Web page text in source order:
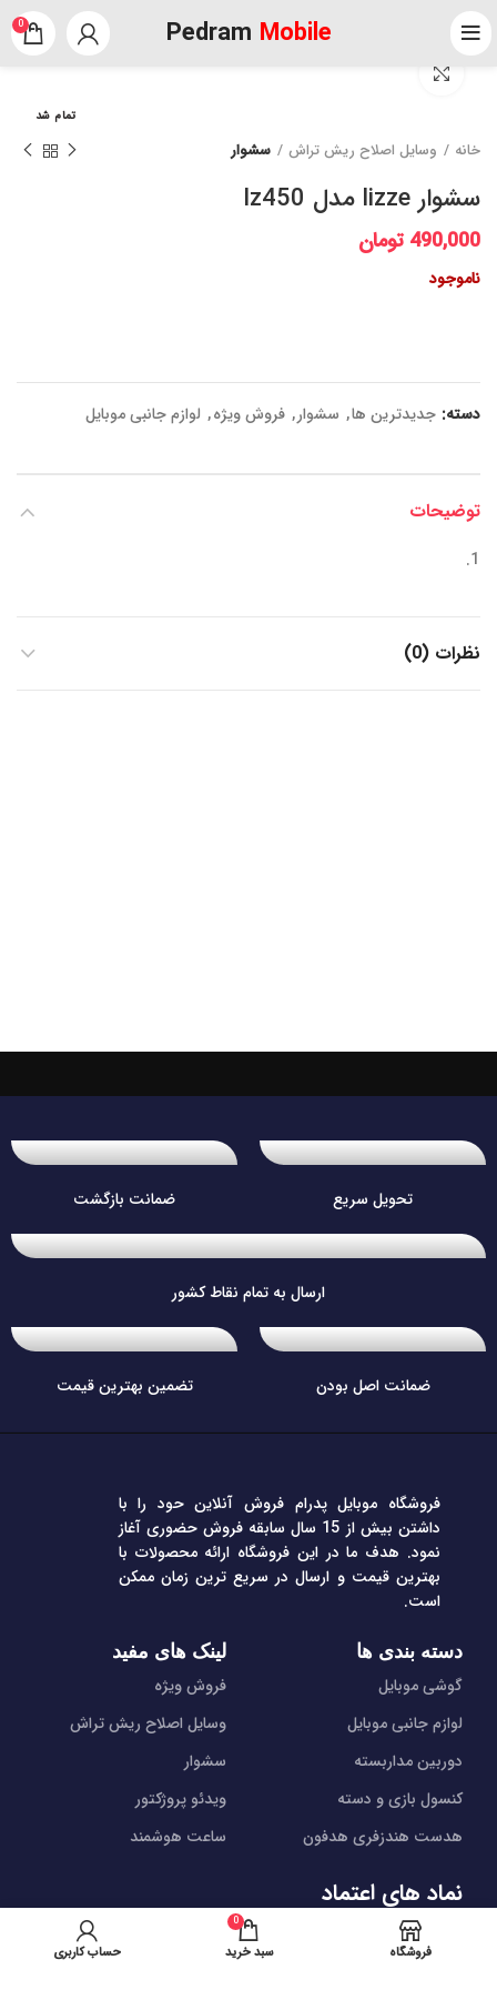
Pedram Mobile
0
تمام شد
خانه وسایل اصلاح ریش تراش سشوار
سشوار lizze مدل lz450
490,000 تومان
ناموجود
دسته: جدیدترین ها, سشوار, فروش ویژه, لوازم جانبی موبایل
توضیحات
نظرات (0)
تحویل سریع ضمانت بازگشت
ارسال به تمام نقاط کشور
ضمانت اصل بودن تضمین بهترین قیمت
فروشگاه موبایل پدرام فروش آنلاین حود را با
داشتن بیش از 15 سال سابقه فروش حضوری آغاز
نمود. هدف ما در این فروشگاه ارائه محصولات با
بهترین قیمت و ارسال در سریع ترین زمان ممکن
است.
دسته بندی ها
گوشی موبایل
لوازم جانبی موبایل
دوربین مداربسته
کنسول بازی و دسته
هدست هندزفری هدفون
لینک های مفید
فروش ویژه
وسایل اصلاح ریش تراش
سشوار
ویدئو پروژکتور
ساعت هوشمند
نماد های اعتماد
شیراز - آرامگاه سعدی - نبش کوچه 13- موبایل پدرام
فروشگاه
0
سبد خرید حساب کاربری